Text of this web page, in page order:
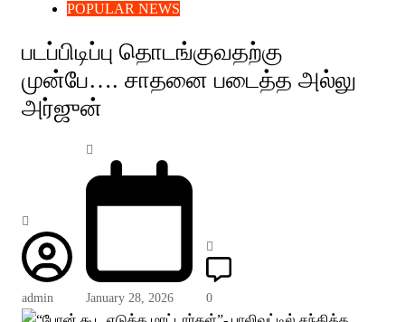
POPULAR NEWS
படப்பிடிப்பு தொடங்குவதற்கு
முன்பே…. சாதனை படைத்த அல்லு
அர்ஜுன்
admin January 28, 2026 0